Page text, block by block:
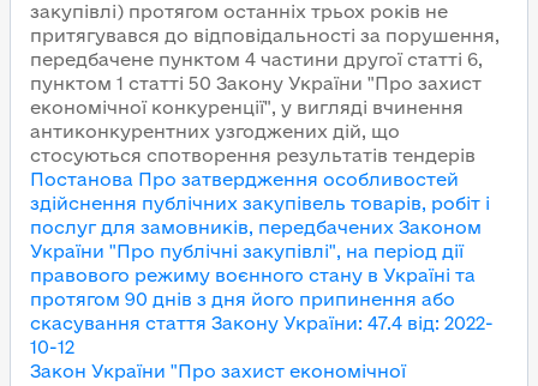
закупівлі) протягом останніх трьох років не
притягувався до відповідальності за порушення,
передбачене пунктом 4 частини другої статті 6,
пунктом 1 статті 50 Закону України "Про захист
економічної конкуренції", у вигляді вчинення
антиконкурентних узгоджених дій, що
стосуються спотворення результатів тендерів
Постанова Про затвердження особливостей
здійснення публічних закупівель товарів, робіт і
послуг для замовників, передбачених Законом
України "Про публічні закупівлі", на період дії
правового режиму воєнного стану в Україні та
протягом 90 днів з дня його припинення або
скасування стаття Закону України: 47.4 від: 2022-
10-12
Закон України "Про захист економічної